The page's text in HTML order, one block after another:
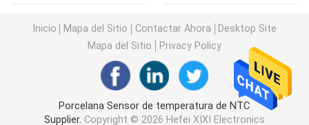
Punta de prueba de la temperatura de la comida
Sensores de temperatura de la IDT del platino
Sensores de temperatura impermeables
Inicio Mapa del Sitio Contactar Ahora
Desktop Site
Mapa del Sitio
Privacy Policy
Porcelana Sensor de temperatura de NTC
Supplier. Copyright © 2026 Hefei XIXI Electronics